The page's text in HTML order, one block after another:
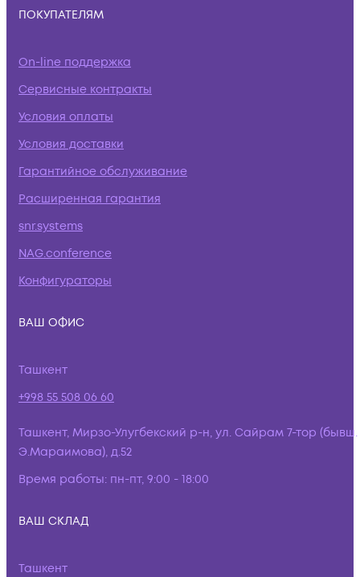
ПОКУПАТЕЛЯМ
On-line поддержка
Сервисные контракты
Условия оплаты
Условия доставки
Гарантийное обслуживание
Расширенная гарантия
snr.systems
NAG.conference
Конфигураторы
ВАШ ОФИС
Ташкент
+998 55 508 06 60
Ташкент, Мирзо-Улугбекский р-н, ул. Сайрам 7-тор (бывш.
Э.Мараимова), д.52
Время работы: пн-пт, 9:00 - 18:00
ВАШ СКЛАД
Ташкент